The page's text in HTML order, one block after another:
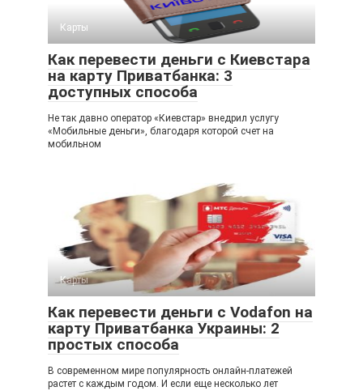
Карты
Как перевести деньги с Киевстара
на карту Приватбанка: 3
доступных способа
Не так давно оператор «Киевстар» внедрил услугу
«Мобильные деньги», благодаря которой счет на
мобильном
Карты
Как перевести деньги с Vodafon на
карту Приватбанка Украины: 2
простых способа
В современном мире популярность онлайн-платежей
растет с каждым годом. И если еще несколько лет